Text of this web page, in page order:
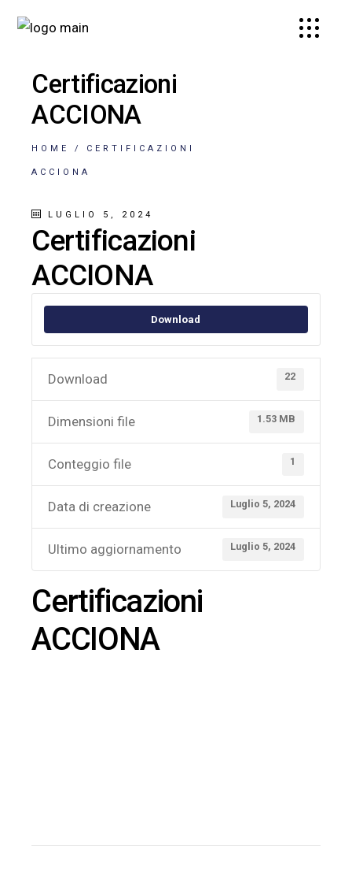
Certificazioni
ACCIONA
HOME CERTIFICAZIONI
ACCIONA
LUGLIO 5, 2024
Certificazioni
ACCIONA
Download
Download 22
Dimensioni file 1.53 MB
Conteggio file 1
Data di creazione Luglio 5, 2024
Ultimo aggiornamento Luglio 5, 2024
Certificazioni
ACCIONA